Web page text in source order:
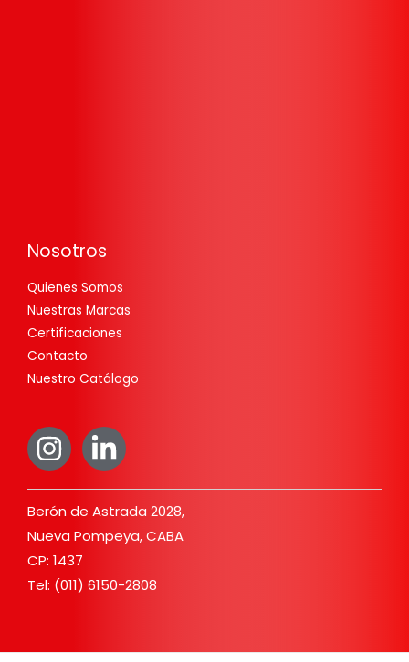
Nosotros
Quienes Somos
Nuestras Marcas
Certificaciones
Contacto
Nuestro Catálogo
Berón de Astrada 2028,
Nueva Pompeya, CABA
CP: 1437
Tel: (011) 6150-2808